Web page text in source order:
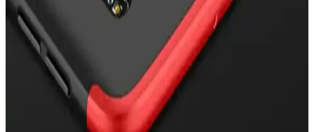
Silikon Kılıf Detaylı İnceleme
Samsung Galaxy A35 5G uyumlu silikon kılıf, estetik, dayanıklı ve
pratik özellikleriyle telefonunuzu çizilmelere ve darbelere karşı
korur, kartlık alanı ve kolay erişim sağlar.
Samsung S7 Edge İçin Uygun Kılıf Seçimi ve
Koruma İpuçları